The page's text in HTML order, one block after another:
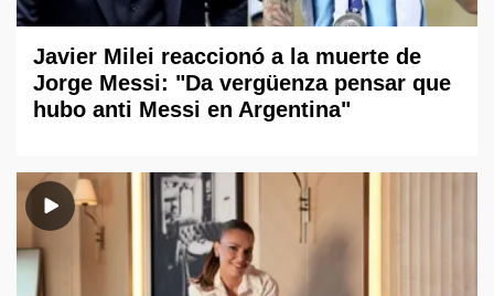
Javier Milei reaccionó a la muerte de
Jorge Messi: "Da vergüenza pensar que
hubo anti Messi en Argentina"